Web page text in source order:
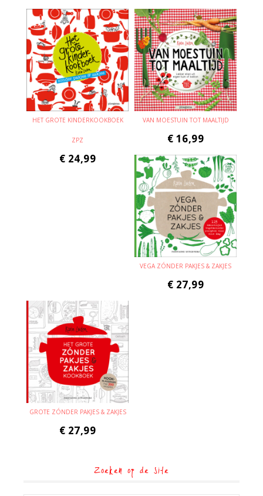
HET GROTE KINDERKOOKBOEK
ZPZ
€ 24,99
VAN MOESTUIN TOT MAALTIJD
€ 16,99
VEGA ZÓNDER PAKJES & ZAKJES
€ 27,99
GROTE ZÓNDER PAKJES & ZAKJES
€ 27,99
Zoeken op de site